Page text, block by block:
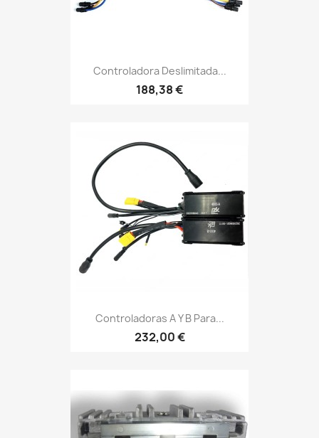
Controladora Deslimitada...
188,38 €
Controladoras A Y B Para...
232,00 €